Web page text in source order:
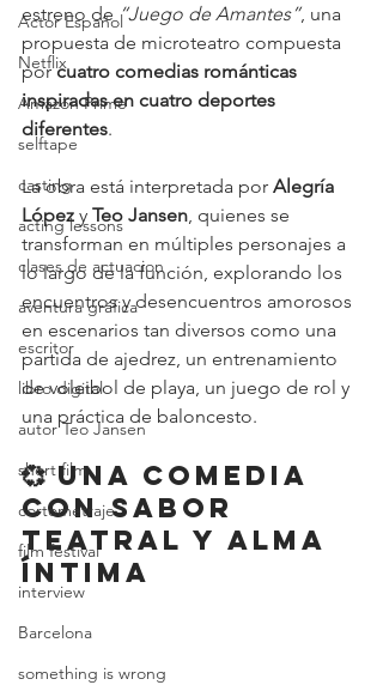
Actor Español
Netflix
Amazon Prime
selftape
casting
acting lessons
clases de actuacion
aventura gráfica
escritor
libro digital
autor Teo Jansen
short film
cortometraje
film festival
interview
Barcelona
something is wrong
estreno de “Juego de Amantes”, una
propuesta de microteatro compuesta
por cuatro comedias románticas
inspiradas en cuatro deportes
diferentes.
La obra está interpretada por Alegría
López y Teo Jansen, quienes se
transforman en múltiples personajes a
lo largo de la función, explorando los
encuentros y desencuentros amorosos
en escenarios tan diversos como una
partida de ajedrez, un entrenamiento
de voleibol de playa, un juego de rol y
una práctica de baloncesto.
💞 Una comedia
con sabor
teatral y alma
íntima